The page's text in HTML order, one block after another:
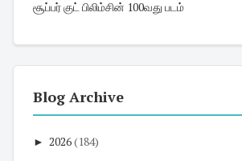
சூப்பர் குட் பிலிம்சின் 100வது படம்
Blog Archive
► 2026(184)